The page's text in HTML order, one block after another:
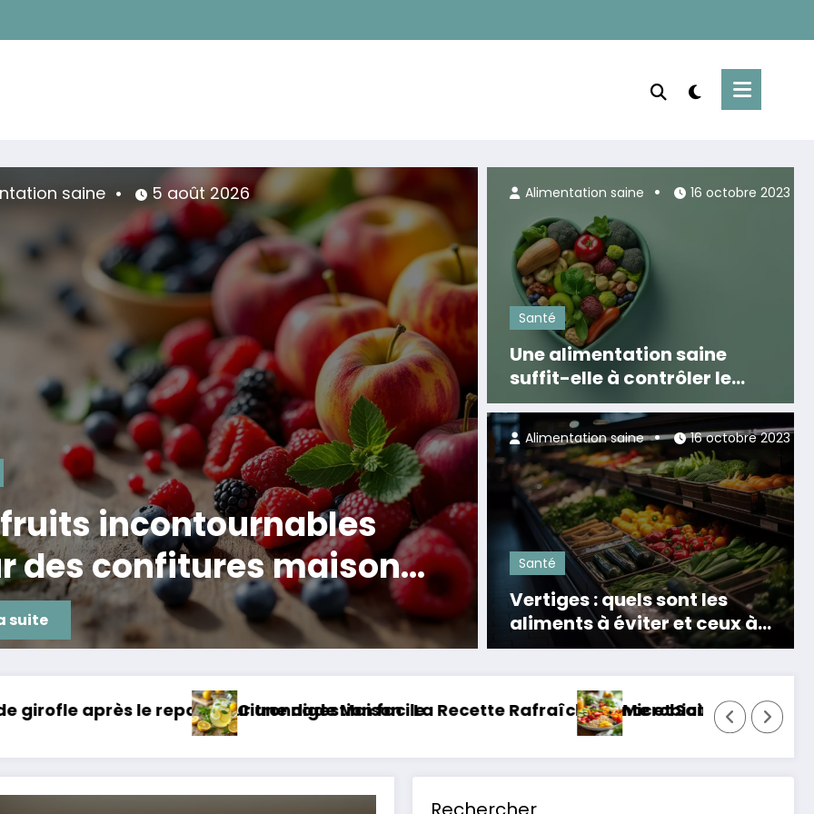
explosive du melon
Parme en 15 minutes
la suite
saine 5 août 2026
Santé
Boire une
après le repas
digestion facile
Lire la suite
Alimentation saine 5 août
Santé
Une alimentation saine
suffit-elle à contrôler le
cholestérol ?
Alimentation saine 16 octobre 2023
Santé
Vertiges : quels sont les
aliments à éviter et ceux à
privilégier ?
Alimentation saine 16 octobre 2023
et Saine à Tester Absolument
Microbiote intestinal : le secret pour une santé optimale enfin révélé
Le pop-corn sain : la surprise